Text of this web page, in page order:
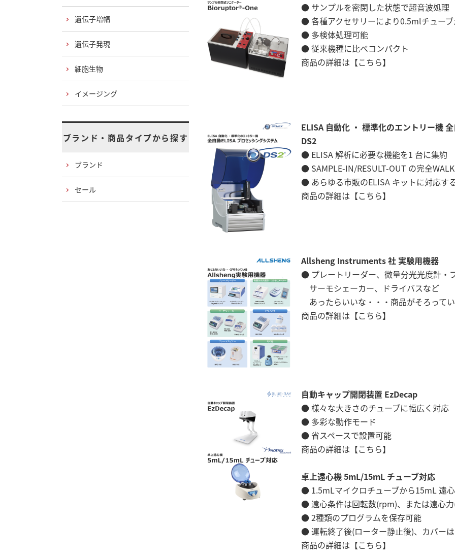
● サンプルを密閉した状態で超音波処理
● 各種アクセサリーにより0.5mlチュー
● 多検体処理可能
● 従来機種に比べコンパクト
商品の詳細は 【こちら】
ELISA 自動化 ・ 標準化のエントリー機
DS2
● ELISA 解析に必要な機能を1 台に集約
● SAMPLE-IN/RESULT-OUT の完全
● あらゆる市販のELISA キットに対応す
商品の詳細は 【こちら】
Allsheng Instruments 社 実験用機器
● プレートリーダー、微量分光光度計・
サーモシェーカー、ドライバスなど
あったらいいな・・・商品がそろって
商品の詳細は 【こちら】
自動キャップ開閉装置 EzDecap
● 様々な大きさのチューブに幅広く対応
● 多彩な動作モード
● 省スペースで設置可能
商品の詳細は 【こちら】
卓上遠心機 5mL/15mL チューブ対応
● 1.5mLマイクロチューブから15mL 遠
● 遠心条件は回転数(rpm)、または遠心
● 2種類のプログラムを保存可能
● 運転終了後(ローター静止後)、カバー
商品の詳細は 【こちら】
遺伝子増幅
遺伝子発現
細胞生物
イメージング
ブランド・商品タイプから探す
ブランド
セール